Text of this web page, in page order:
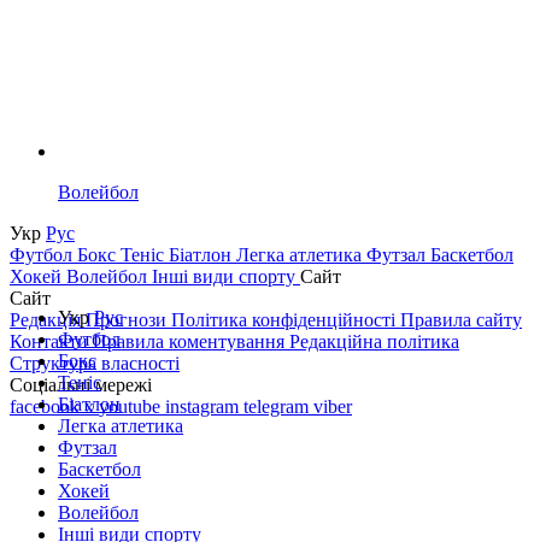
Волейбол
Укр Рус
Футбол Бокс Теніс Біатлон Легка атлетика Футзал Баскетбол
Хокей Волейбол Інші види спорту Сайт
Сайт
РедакціяПрогнози Політика конфіденційності Правила сайту
КонтактиПравила коментування Редакційна політика
Структура власності
Соціальні мережі
facebookxyoutube instagram telegram viber
УкрРус
Футбол
Бокс
Теніс
Біатлон
Легка атлетика
Футзал
Баскетбол
Хокей
Волейбол
Інші види спорту